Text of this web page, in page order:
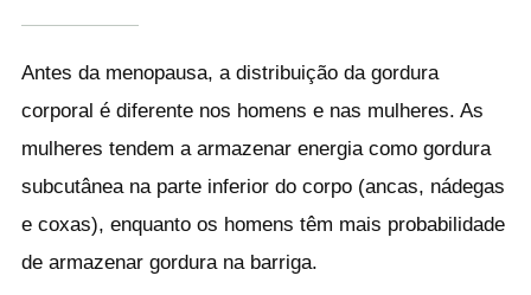
Antes da menopausa, a distribuição da gordura
corporal é diferente nos homens e nas mulheres. As
mulheres tendem a armazenar energia como gordura
subcutânea na parte inferior do corpo (ancas, nádegas
e coxas), enquanto os homens têm mais probabilidade
de armazenar gordura na barriga.